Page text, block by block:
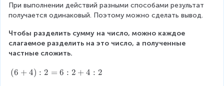
:
2
=
+
4
:
2
=
:
При выполнении действий разными способами результат
получается одинаковый. Поэтому можно сделать вывод.
Чтобы разделить сумму на число, можно каждое
слагаемое разделить на это число, а полученные
частные сложить.
(
(6 + 4) : 2 = 6 : 2 + 4 : 2